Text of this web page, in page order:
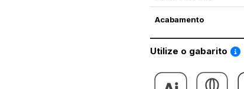
Acabamento
Utilize o gabarito